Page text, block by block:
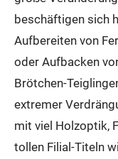
beschäftigen sich
Aufbereiten von
oder Aufbacken
Brötchen-
extremer
mit viel Holzoptik,
tollen Filial-Titeln